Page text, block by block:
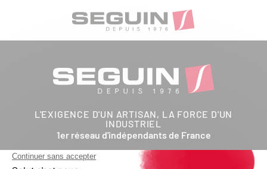
L'EXIGENCE D'UN ARTISAN, LA FORCE D'UN
INDUSTRIEL
1er réseau d'indépendants de France